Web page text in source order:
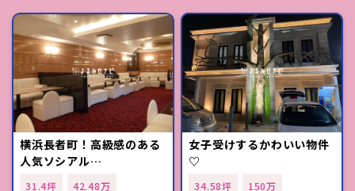
横浜長者町！高級感のある
人気ソシアル…
31.4坪
42.48万
女子受けするかわいい物件
♡
34.58坪
150万